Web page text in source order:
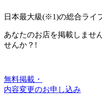
日本最大級(※1)の総合ライ
あなたのお店を掲載しませ
せんか？!
無料掲載・
内容変更のお申し込み